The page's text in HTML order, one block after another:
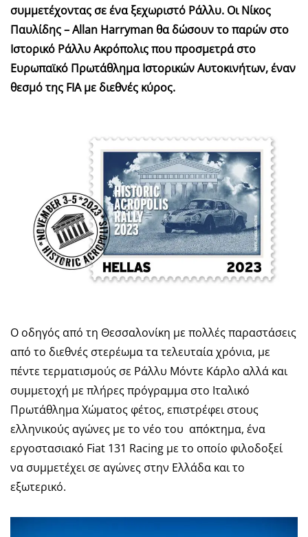
συμμετέχοντας σε ένα ξεχωριστό Ράλλυ. Οι Νίκος
Παυλίδης –Allan Harrymanθα δώσουν το παρών στο
Ιστορικό Ράλλυ Ακρόπολις που προσμετρά στο
Ευρωπαϊκό Πρωτάθλημα Ιστορικών Αυτοκινήτων, έναν
θεσμό της FIAμε διεθνές κύρος.
Ο οδηγός από τη Θεσσαλονίκη με πολλές παραστάσεις
από το διεθνές στερέωμα τα τελευταία χρόνια, με
πέντε τερματισμούς σε Ράλλυ Μόντε Κάρλο αλλά και
συμμετοχή με πλήρες πρόγραμμα στο Ιταλικό
Πρωτάθλημα Χώματος φέτος, επιστρέφει στους
ελληνικούς αγώνες με το νέο του απόκτημα, ένα
εργοστασιακό Fiat 131 Racing με το οποίο φιλοδοξεί
να συμμετέχει σε αγώνες στην Ελλάδα και το
εξωτερικό.